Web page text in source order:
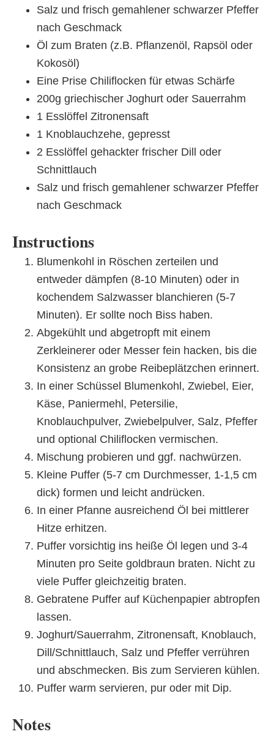
Salz und frisch gemahlener schwarzer Pfeffer
nach Geschmack
Öl zum Braten (z.B. Pflanzenöl, Rapsöl oder
Kokosöl)
Eine Prise Chiliflocken für etwas Schärfe
200g griechischer Joghurt oder Sauerrahm
1 Esslöffel Zitronensaft
1 Knoblauchzehe, gepresst
2 Esslöffel gehackter frischer Dill oder
Schnittlauch
Salz und frisch gemahlener schwarzer Pfeffer
nach Geschmack
Instructions
Blumenkohl in Röschen zerteilen und
entweder dämpfen (8-10 Minuten) oder in
kochendem Salzwasser blanchieren (5-7
Minuten). Er sollte noch Biss haben.
Abgekühlt und abgetropft mit einem
Zerkleinerer oder Messer fein hacken, bis die
Konsistenz an grobe Reibeplätzchen erinnert.
In einer Schüssel Blumenkohl, Zwiebel, Eier,
Käse, Paniermehl, Petersilie,
Knoblauchpulver, Zwiebelpulver, Salz, Pfeffer
und optional Chiliflocken vermischen.
Mischung probieren und ggf. nachwürzen.
Kleine Puffer (5-7 cm Durchmesser, 1-1,5 cm
dick) formen und leicht andrücken.
In einer Pfanne ausreichend Öl bei mittlerer
Hitze erhitzen.
Puffer vorsichtig ins heiße Öl legen und 3-4
Minuten pro Seite goldbraun braten. Nicht zu
viele Puffer gleichzeitig braten.
Gebratene Puffer auf Küchenpapier abtropfen
lassen.
Joghurt/Sauerrahm, Zitronensaft, Knoblauch,
Dill/Schnittlauch, Salz und Pfeffer verrühren
und abschmecken. Bis zum Servieren kühlen.
Puffer warm servieren, pur oder mit Dip.
Notes